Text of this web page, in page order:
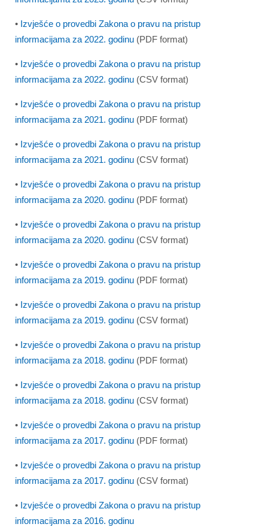
• Izvješće o provedbi Zakona o pravu na pristup
informacijama za 2022. godinu (PDF format)
• Izvješće o provedbi Zakona o pravu na pristup
informacijama za 2022. godinu (CSV format)
• Izvješće o provedbi Zakona o pravu na pristup
informacijama za 2021. godinu (PDF format)
• Izvješće o provedbi Zakona o pravu na pristup
informacijama za 2021. godinu (CSV format)
• Izvješće o provedbi Zakona o pravu na pristup
informacijama za 2020. godinu (PDF format)
• Izvješće o provedbi Zakona o pravu na pristup
informacijama za 2020. godinu (CSV format)
• Izvješće o provedbi Zakona o pravu na pristup
informacijama za 2019. godinu (PDF format)
• Izvješće o provedbi Zakona o pravu na pristup
informacijama za 2019. godinu (CSV format)
• Izvješće o provedbi Zakona o pravu na pristup
informacijama za 2018. godinu (PDF format)
• Izvješće o provedbi Zakona o pravu na pristup
informacijama za 2018. godinu (CSV format)
• Izvješće o provedbi Zakona o pravu na pristup
informacijama za 2017. godinu (PDF format)
• Izvješće o provedbi Zakona o pravu na pristup
informacijama za 2017. godinu (CSV format)
• Izvješće o provedbi Zakona o pravu na pristup
informacijama za 2016. godinu